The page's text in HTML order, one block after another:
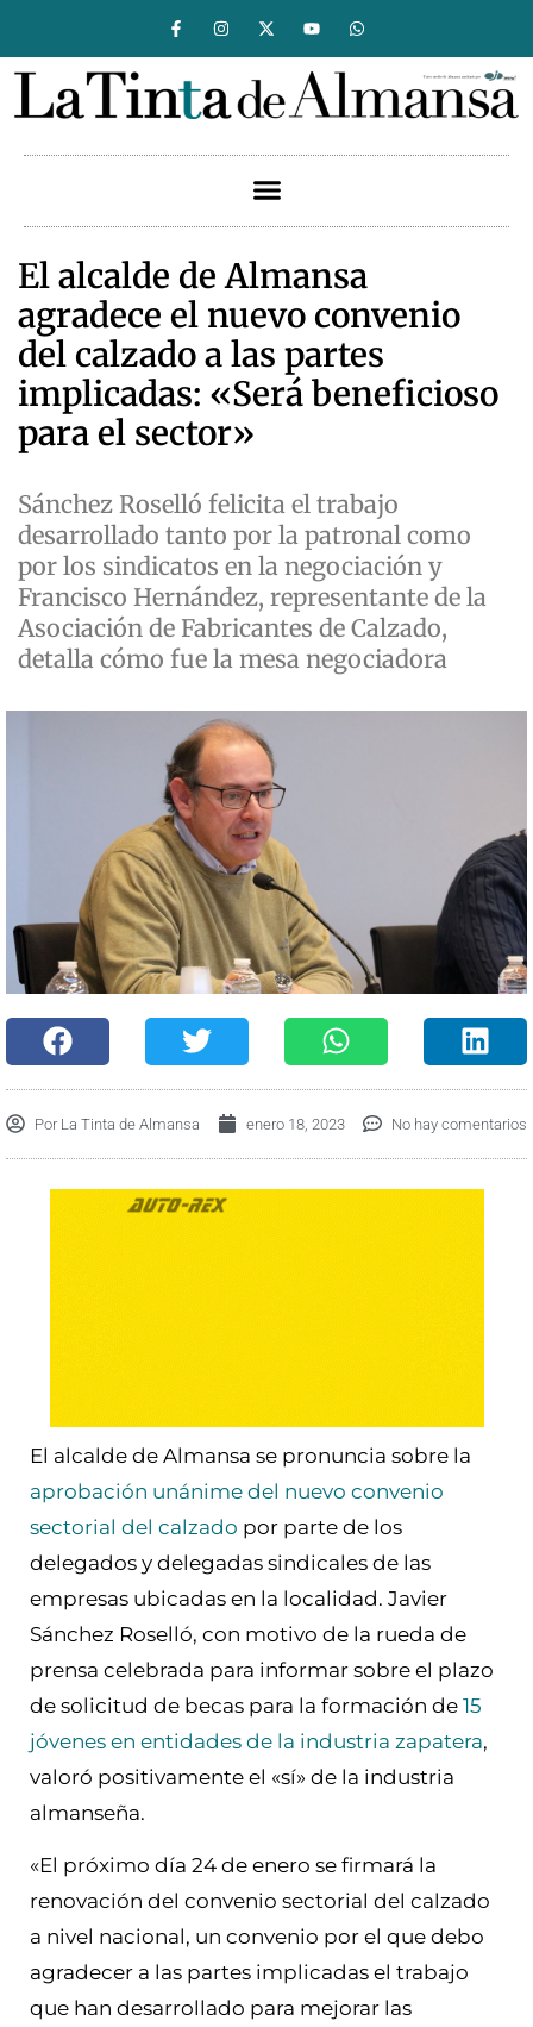
El alcalde de Almansa
agradece el nuevo convenio
del calzado a las partes
implicadas: «Será beneficioso
para el sector»
Sánchez Roselló felicita el trabajo
desarrollado tanto por la patronal como
por los sindicatos en la negociación y
Francisco Hernández, representante de la
Asociación de Fabricantes de Calzado,
detalla cómo fue la mesa negociadora
Por La Tinta de Almansa enero 18, 2023 No hay comentarios
El alcalde de Almansa se pronuncia sobre la
aprobación unánime del nuevo convenio
sectorial del calzado por parte de los
delegados y delegadas sindicales de las
empresas ubicadas en la localidad. Javier
Sánchez Roselló, con motivo de la rueda de
prensa celebrada para informar sobre el plazo
de solicitud de becas para la formación de 15
jóvenes en entidades de la industria zapatera,
valoró positivamente el «sí» de la industria
almanseña.
«El próximo día 24 de enero se firmará la
renovación del convenio sectorial del calzado
a nivel nacional, un convenio por el que debo
agradecer a las partes implicadas el trabajo
que han desarrollado para mejorar las